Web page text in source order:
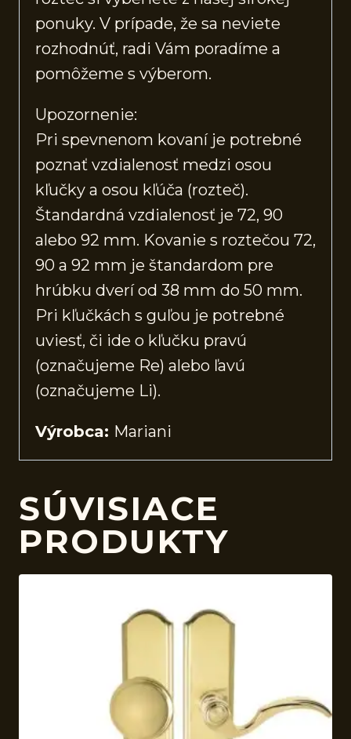
ponuky. V prípade, že sa neviete
rozhodnúť, radi Vám poradíme a
pomôžeme s výberom.
Upozornenie:
Pri spevnenom kovaní je potrebné
poznať vzdialenosť medzi osou
kľučky a osou kľúča (rozteč).
Štandardná vzdialenosť je 72, 90
alebo 92 mm. Kovanie s roztečou 72,
90 a 92 mm je štandardom pre
hrúbku dverí od 38 mm do 50 mm.
Pri kľučkách s guľou je potrebné
uviesť, či ide o kľučku pravú
(označujeme Re) alebo ľavú
(označujeme Li).
Výrobca: Mariani
SÚVISIACE
PRODUKTY